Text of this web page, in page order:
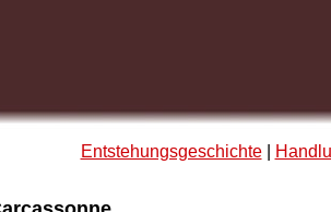
Entstehungsgeschichte|